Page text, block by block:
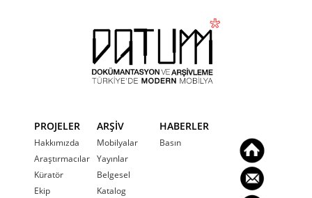
PROJELER
Hakkımızda
Araştırmacılar
Küratör
Ekip
ARŞİV
Mobilyalar
Yayınlar
Belgesel
Katalog
HABERLER
Basın